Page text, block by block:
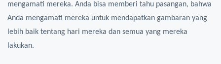
mengamati mereka. Anda bisa memberi tahu pasangan, bahwa
Anda mengamati mereka untuk mendapatkan gambaran yang
lebih baik tentang hari mereka dan semua yang mereka
lakukan.